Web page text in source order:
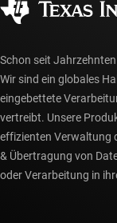
myTI-Konto FAQs
Schon seit
Wir sind ein globales
eingebettete
vertreibt. Unsere
effizienten Verwaltung
& Übertragung von
oder Verarbeitung in